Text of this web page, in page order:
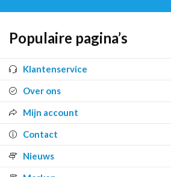
Populaire pagina’s
Klantenservice
Over ons
Mijn account
Contact
Nieuws